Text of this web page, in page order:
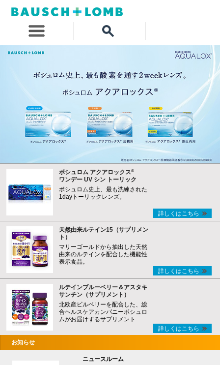
ボシュロム アクアロックス®
ワンデー UV シン トーリック
ボシュロム史上、最も洗練された
1dayトーリックレンズ。
詳しくはこちら
天然由来ルテイン15（サプリメン
ト）
マリーゴールドから抽出した天然
由来のルテインを配合した機能性
表示食品。
詳しくはこちら
ルテインブルーベリー＆アスタキ
サンチン（サプリメント）
北欧産ビルベリーを配合した、総
合ヘルスケアカンパニーボシュロ
ムがお届けするサプリメント
詳しくはこちら
お知らせ
ニュースルーム